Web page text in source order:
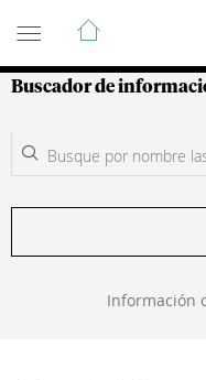
Guía de
Buscador de
Información